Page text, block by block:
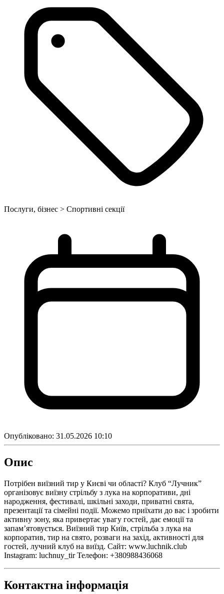
Послуги, бізнес > Спортивні секції
Опубліковано: 31.05.2026 10:10
Опис
Потрібен виїзний тир у Києві чи області? Клуб “Лучник”
організовує виїзну стрільбу з лука на корпоративи, дні
народження, фестивалі, шкільні заходи, приватні свята,
презентації та сімейні події. Можемо приїхати до вас і зробити
активну зону, яка привертає увагу гостей, дає емоції та
запам’ятовується. Виїзний тир Київ, стрільба з лука на
корпоратив, тир на свято, розваги на захід, активності для
гостей, лучний клуб на виїзд. Сайт: www.luchnik.club
Instagram: luchnuy_tir Телефон: +380988436068
Контактна інформація